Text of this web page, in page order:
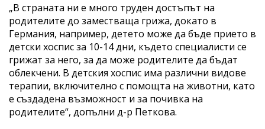
„В страната ни е много труден достъпът на
родителите до заместваща грижа, докато в
Германия, например, детето може да бъде прието в
детски хоспис за 10-14 дни, където специалисти се
грижат за него, за да може родителите да бъдат
облекчени. В детския хоспис има различни видове
терапии, включително с помощта на животни, като
е създадена възможност и за почивка на
родителите“, допълни д-р Петкова.